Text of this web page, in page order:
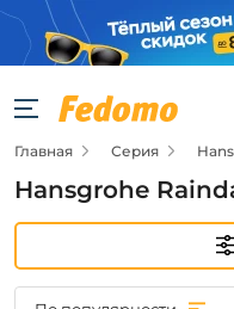
Фильтры
Цена
от
Главная Серия
Hansgrohe